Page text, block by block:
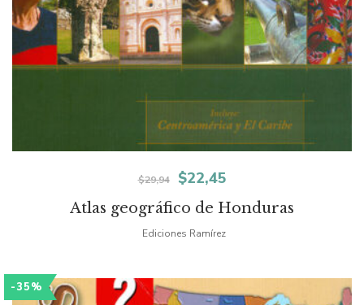
Atlas geográfico de Honduras
$29,94
El
precio
original
$29,94.
$22,45El
precio
actual
$22,45.
Ediciones Ramírez
-35%